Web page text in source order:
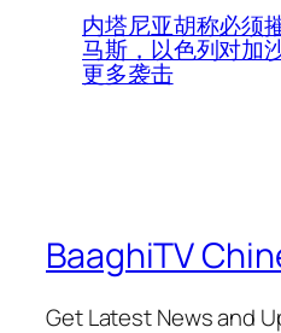
内塔尼亚胡称必须
马斯，以色列对加
更多袭击
BaaghiTV
Get Latest News and